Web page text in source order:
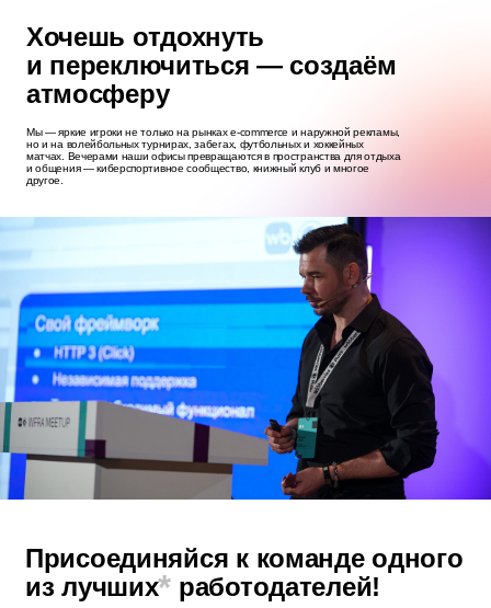
Хочешь отдохнуть
и переключиться — создаём
атмосферу
Мы — яркие игроки не только на рынках e‑commerce и наружной рекламы,
но и на волейбольных турнирах, забегах, футбольных и хоккейных
матчах. Вечерами наши офисы превращаются в пространства для отдыха
и общения — киберспортивное сообщество, книжный клуб и многое
другое.
Присоединяйся к команде одного
из лучших* работодателей!